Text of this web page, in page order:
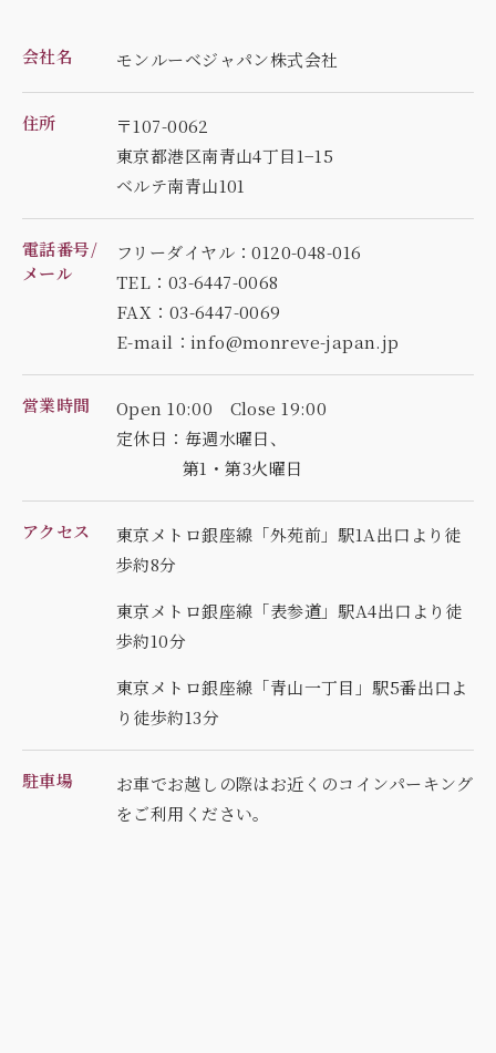
会社名 モンルーベジャパン株式会社
住所
〒107-0062
東京都港区南青山4丁目1−15
ベルテ南青山101
電話番号/
メール
フリーダイヤル：0120-048-016
TEL：03-6447-0068
FAX：03-6447-0069
E-mail：info@monreve-japan.jp
営業時間
Open 10:00 Close 19:00
定休日：毎週水曜日、
第1・第3火曜日
アクセス
東京メトロ銀座線「外苑前」駅1A出口より徒
歩約8分
東京メトロ銀座線「表参道」駅A4出口より徒
歩約10分
東京メトロ銀座線「青山一丁目」駅5番出口よ
り徒歩約13分
駐車場
お車でお越しの際はお近くのコインパーキング
をご利用ください。